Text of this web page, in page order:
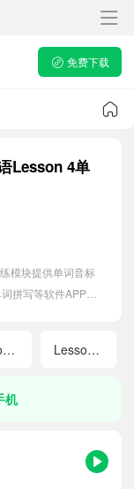
免费下载
Lesson 4单
模块提供单词音标
拼写等软件APP功
Lesson 5 Lesson 6
机